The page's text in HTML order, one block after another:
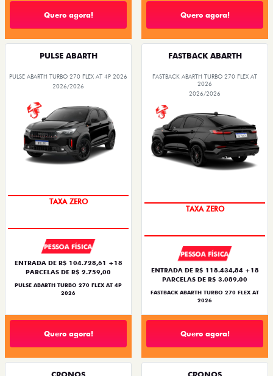
Quero agora! Quero agora!
PULSE ABARTH
PULSE ABARTH TURBO 270 FLEX AT 4P 2026
2026/2026
SAIA DE FIAT 0KM
PESSOA FÍSICA
ENTRADA DE R$ 104.728,61 +18
PARCELAS DE R$ 2.759,00
PULSE ABARTH TURBO 270 FLEX AT 4P
2026
Quero agora!
FASTBACK ABARTH
FASTBACK ABARTH TURBO 270 FLEX AT
2026
2026/2026
SAIA DE FIAT 0KM
PESSOA FÍSICA
ENTRADA DE R$ 118.434,84 +18
PARCELAS DE R$ 3.089,00
FASTBACK ABARTH TURBO 270 FLEX AT
2026
Quero agora!